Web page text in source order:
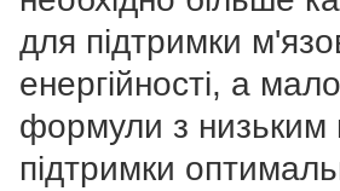
для підтримки
енергійності, а
формули з низьким
підтримки